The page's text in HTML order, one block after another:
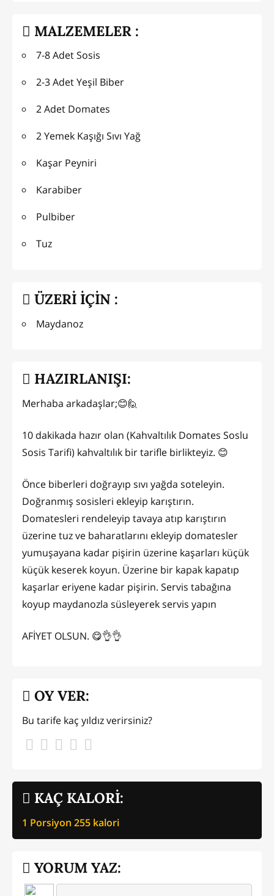
MALZEMELER :
7-8 Adet Sosis
2-3 Adet Yeşil Biber
2 Adet Domates
2 Yemek Kaşığı Sıvı Yağ
Kaşar Peyniri
Karabiber
Pulbiber
Tuz
ÜZERİ İÇİN :
Maydanoz
HAZIRLANIŞI:
Merhaba arkadaşlar;😊🙋
10 dakikada hazır olan (Kahvaltılık Domates Soslu
Sosis Tarifi) kahvaltılık bir tarifle birlikteyiz. 😊
Önce biberleri doğrayıp sıvı yağda soteleyin.
Doğranmış sosisleri ekleyip karıştırın.
Domatesleri rendeleyip tavaya atıp karıştırın
üzerine tuz ve baharatlarını ekleyip domatesler
yumuşayana kadar pişirin üzerine kaşarları küçük
küçük keserek koyun. Üzerine bir kapak kapatıp
kaşarlar eriyene kadar pişirin. Servis tabağına
koyup maydanozla süsleyerek servis yapın
AFİYET OLSUN. 😋👌👌
KAÇ KALORİ:
1 Porsiyon 255 kalori
OY VER:
Bu tarife kaç yıldız verirsiniz?
YORUM YAZ: